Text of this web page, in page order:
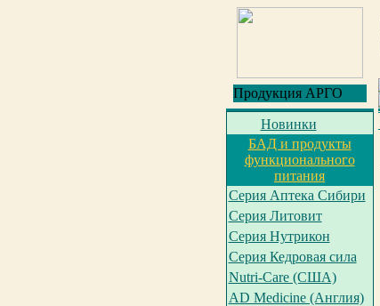
Продукция АРГО
Новинки
БАД и продукты
функционального
питания
Серия Аптека Сибири
Серия Литовит
Серия Нутрикон
Серия Кедровая сила
Nutri-Care (США)
AD Medicine (Англия)